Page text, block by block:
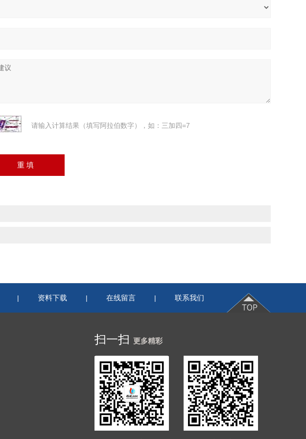
请输入计算结果（填写阿拉伯数字），如：三加四=7
| 资料下载 | 在线留言 | 联系我们
扫一扫 更多精彩